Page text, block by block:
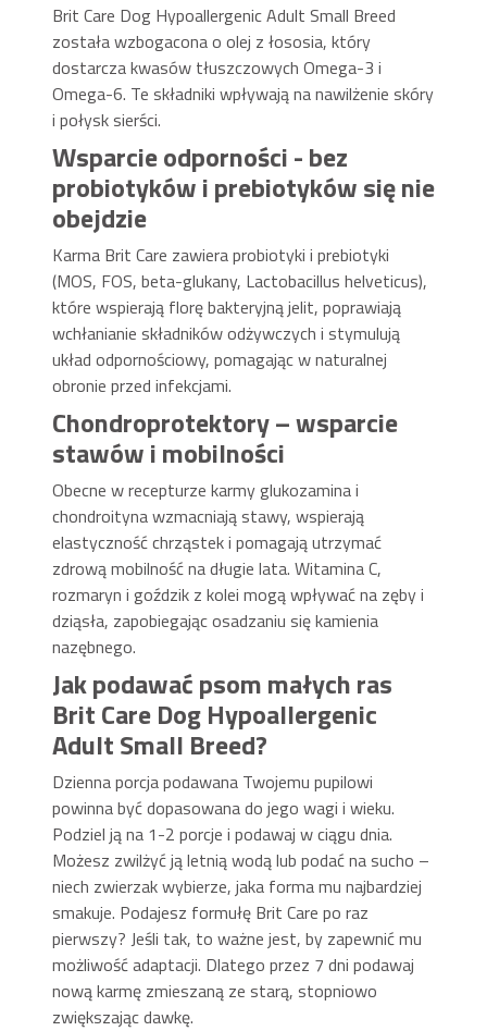
Brit Care Dog Hypoallergenic Adult Small Breed
została wzbogacona o olej z łososia, który
dostarcza kwasów tłuszczowych Omega-3 i
Omega-6. Te składniki wpływają na nawilżenie skóry
i połysk sierści.
Wsparcie odporności - bez
probiotyków i prebiotyków się nie
obejdzie
Karma Brit Care zawiera probiotyki i prebiotyki
(MOS, FOS, beta-glukany, Lactobacillus helveticus),
które wspierają florę bakteryjną jelit, poprawiają
wchłanianie składników odżywczych i stymulują
układ odpornościowy, pomagając w naturalnej
obronie przed infekcjami.
Chondroprotektory – wsparcie
stawów i mobilności
Obecne w recepturze karmy glukozamina i
chondroityna wzmacniają stawy, wspierają
elastyczność chrząstek i pomagają utrzymać
zdrową mobilność na długie lata. Witamina C,
rozmaryn i goździk z kolei mogą wpływać na zęby i
dziąsła, zapobiegając osadzaniu się kamienia
nazębnego.
Jak podawać psom małych ras
Brit Care Dog Hypoallergenic
Adult Small Breed?
Dzienna porcja podawana Twojemu pupilowi
powinna być dopasowana do jego wagi i wieku.
Podziel ją na 1-2 porcje i podawaj w ciągu dnia.
Możesz zwilżyć ją letnią wodą lub podać na sucho –
niech zwierzak wybierze, jaka forma mu najbardziej
smakuje. Podajesz formułę Brit Care po raz
pierwszy? Jeśli tak, to ważne jest, by zapewnić mu
możliwość adaptacji. Dlatego przez 7 dni podawaj
nową karmę zmieszaną ze starą, stopniowo
zwiększając dawkę.